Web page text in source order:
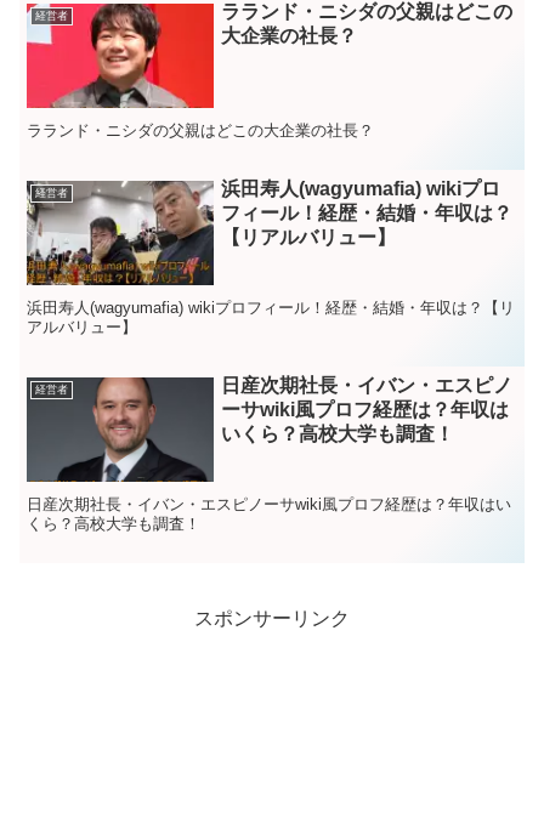
経営者
ラランド・ニシダの父親はどこの
大企業の社長？
ラランド・ニシダの父親はどこの大企業の社長？
経営者
浜田寿人(wagyumafia) wikiプロ
フィール！経歴・結婚・年収は？
【リアルバリュー】
浜田寿人(wagyumafia) wikiプロフィール！経歴・結婚・年収は？【リ
アルバリュー】
経営者
日産次期社長・イバン・エスピノ
ーサwiki風プロフ経歴は？年収は
いくら？高校大学も調査！
日産次期社長・イバン・エスピノーサwiki風プロフ経歴は？年収はい
くら？高校大学も調査！
スポンサーリンク